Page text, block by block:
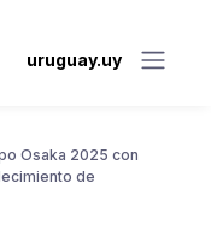
uruguay.uy
Osaka 2025 con
de